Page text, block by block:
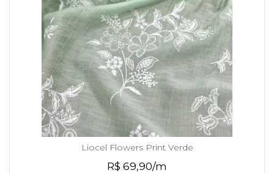
Liocel Flowers Print Verde
R$ 69,90/m